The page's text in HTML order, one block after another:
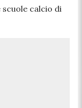
scuole calcio di